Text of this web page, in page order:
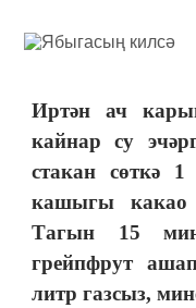
Иртән ач
кайнар су
стакан сөткә
кашыгы какао
Тагын 15
грейпфрут
литр газсыз,